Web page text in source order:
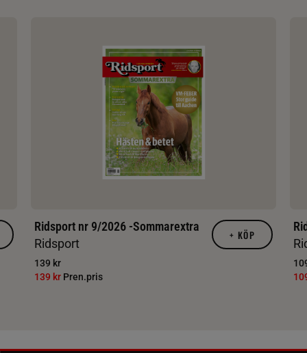
Ridsport nr 9/2026 -Sommarextra
Ridsport
139 kr
139 kr Pren.pris
+ KÖP